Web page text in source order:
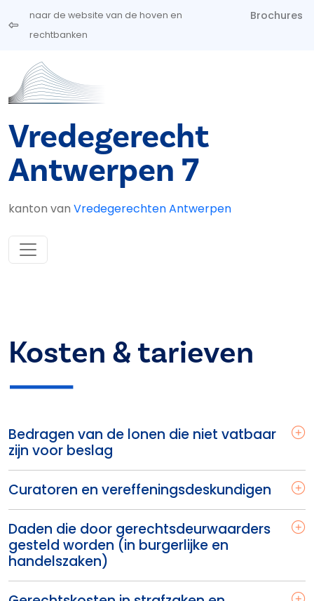
Overslaan en naar de inhoud gaan
naar de website van de hoven en
rechtbanken
Brochures
Vredegerecht
Antwerpen 7
kanton van Vredegerechten Antwerpen
Kosten & tarieven
Bedragen van de lonen die niet vatbaar
zijn voor beslag
Curatoren en vereffeningsdeskundigen
Daden die door gerechtsdeurwaarders
gesteld worden (in burgerlijke en
handelszaken)